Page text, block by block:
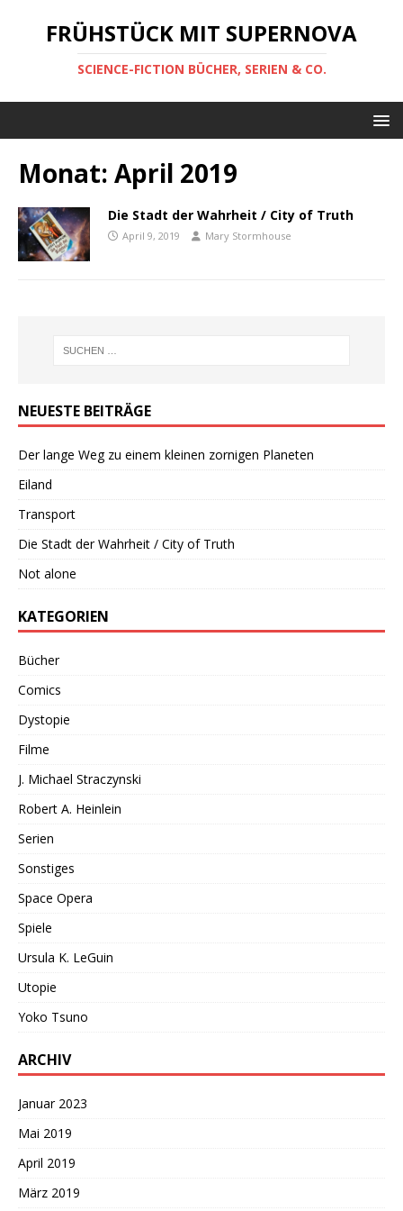
FRÜHSTÜCK MIT SUPERNOVA
SCIENCE-FICTION BÜCHER, SERIEN & CO.
Monat: April 2019
Die Stadt der Wahrheit / City of Truth
April 9, 2019 Mary Stormhouse
NEUESTE BEITRÄGE
Der lange Weg zu einem kleinen zornigen Planeten
Eiland
Transport
Die Stadt der Wahrheit / City of Truth
Not alone
KATEGORIEN
Bücher
Comics
Dystopie
Filme
J. Michael Straczynski
Robert A. Heinlein
Serien
Sonstiges
Space Opera
Spiele
Ursula K. LeGuin
Utopie
Yoko Tsuno
ARCHIV
Januar 2023
Mai 2019
April 2019
März 2019